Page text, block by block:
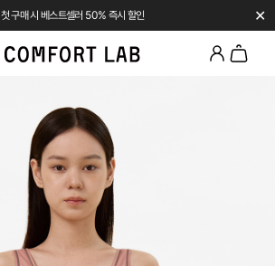
첫 구매 시 베스트셀러 50% 즉시 할인 ✕